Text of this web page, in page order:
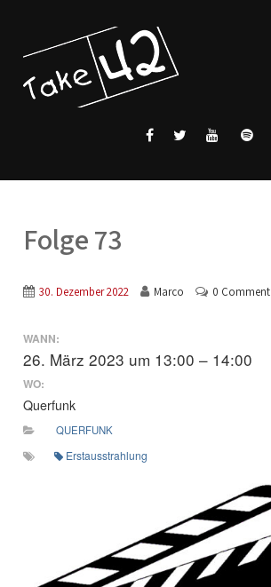
Folge 73
30. Dezember 2022 Marco 0 Comment
WANN:
26. März 2023 um 13:00 – 14:00
WO:
Querfunk
QUERFUNK
Erstausstrahlung